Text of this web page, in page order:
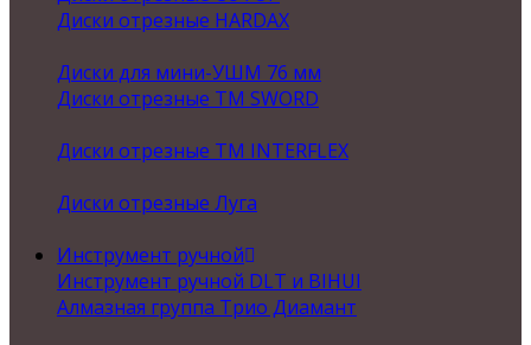
Диски отрезные HARDAX
Диски для мини-УШМ 76 мм
Диски отрезные ТМ SWORD
Диски отрезные ТМ INTERFLEX
Диски отрезные Луга
Инструмент ручной
Инструмент ручной DLT и BIHUI
Алмазная группа Трио Диамант